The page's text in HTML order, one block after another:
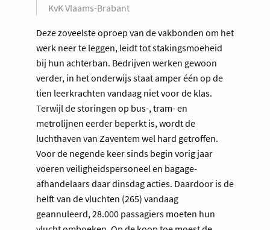
KvK Vlaams-Brabant
Deze zoveelste oproep van de vakbonden om het
werk neer te leggen, leidt tot stakingsmoeheid
bij hun achterban. Bedrijven werken gewoon
verder, in het onderwijs staat amper één op de
tien leerkrachten vandaag niet voor de klas.
Terwijl de storingen op bus-, tram- en
metrolijnen eerder beperkt is, wordt de
luchthaven van Zaventem wel hard getroffen.
Voor de negende keer sinds begin vorig jaar
voeren veiligheidspersoneel en bagage-
afhandelaars daar dinsdag acties. Daardoor is de
helft van de vluchten (265) vandaag
geannuleerd, 28.000 passagiers moeten hun